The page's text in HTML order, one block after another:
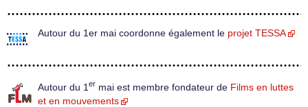
Autour du 1er mai coordonne également le projet TESSA
Autour du 1 er mai est membre fondateur de Films en luttes
et en mouvements